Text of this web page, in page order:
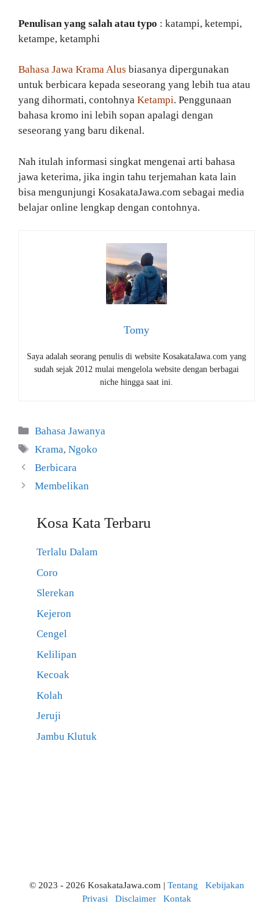
Penulisan yang salah atau typo : katampi, ketempi,
ketampe, ketamphi
Bahasa Jawa Krama Alus biasanya dipergunakan
untuk berbicara kepada seseorang yang lebih tua atau
yang dihormati, contohnya Ketampi. Penggunaan
bahasa kromo ini lebih sopan apalagi dengan
seseorang yang baru dikenal.
Nah itulah informasi singkat mengenai arti bahasa
jawa keterima, jika ingin tahu terjemahan kata lain
bisa mengunjungi KosakataJawa.com sebagai media
belajar online lengkap dengan contohnya.
Tomy
Saya adalah seorang penulis di website KosakataJawa.com yang
sudah sejak 2012 mulai mengelola website dengan berbagai
niche hingga saat ini.
Kategori
Bahasa Jawanya
Tag
Krama,Ngoko
Berbicara
Membelikan
Kosa Kata Terbaru
Terlalu Dalam
Coro
Slerekan
Kejeron
Cengel
Kelilipan
Kecoak
Kolah
Jeruji
Jambu Klutuk
© 2023 - 2026 KosakataJawa.com | Tentang
Kebijakan
Privasi
Disclaimer Kontak